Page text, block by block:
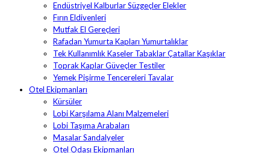
Endüstriyel Kalburlar Süzgeçler Elekler
Fırın Eldivenleri
Mutfak El Gereçleri
Rafadan Yumurta Kapları Yumurtalıklar
Tek Kullanımlık Kaseler Tabaklar Çatallar Kaşıklar
Toprak Kaplar Güveçler Testiler
Yemek Pişirme Tencereleri Tavalar
Otel Ekipmanları
Kürsüler
Lobi Karşılama Alanı Malzemeleri
Lobi Taşıma Arabaları
Masalar Sandalyeler
Otel Odası Ekipmanları